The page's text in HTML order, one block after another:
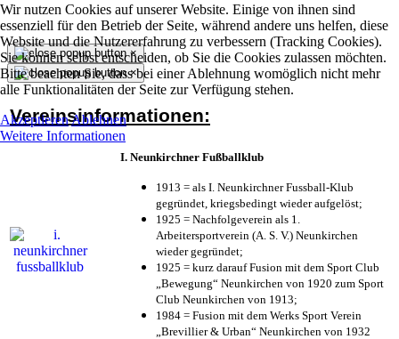
Wir nutzen Cookies auf unserer Website. Einige von ihnen sind
essenziell für den Betrieb der Seite, während andere uns helfen, diese
Website und die Nutzererfahrung zu verbessern (Tracking Cookies).
Sie können selbst entscheiden, ob Sie die Cookies zulassen möchten.
Bitte beachten Sie, dass bei einer Ablehnung womöglich nicht mehr
alle Funktionalitäten der Seite zur Verfügung stehen.
AkzeptierenAblehnen
Weitere Informationen
×
×
Vereinsinformationen:
I. Neunkirchner Fußballklub
1913 = als I. Neunkirchner Fussball-Klub
gegründet, kriegsbedingt wieder aufgelöst;
1925 = Nachfolgeverein als 1.
Arbeitersportverein (A. S. V.) Neunkirchen
wieder gegründet;
1925 = kurz darauf Fusion mit dem Sport Club
„Bewegung“ Neunkirchen von 1920 zum Sport
Club Neunkirchen von 1913;
1984 = Fusion mit dem Werks Sport Verein
„Brevillier & Urban“ Neunkirchen von 1932